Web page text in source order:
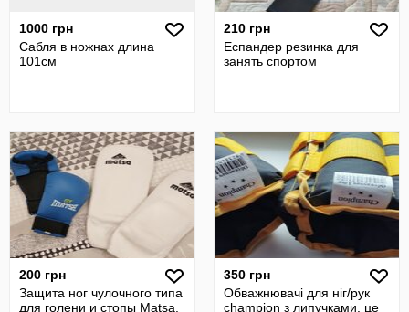
1000 грн
Сабля в ножнах длина
101см
210 грн
Еспандер резинка для
занять спортом
200 грн
Защита ног чулочного типа
для голени и стопы Matsa.
350 грн
Обважнювачі для ніг/рук
champion з липучками. це